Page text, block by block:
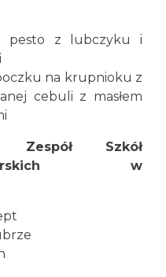
pesto z lubczyku i
na krupnioku z
cebuli z masłem
Szkół
w